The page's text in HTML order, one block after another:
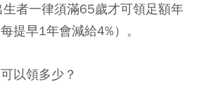
者一律須滿65歲才可領足額年
提早1年會減給4%）。
以領多少？